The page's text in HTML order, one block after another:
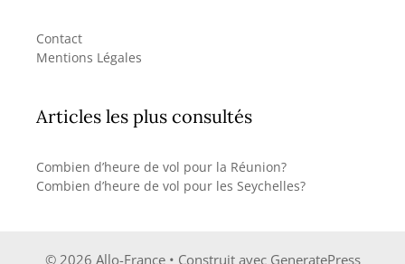
Contact
Mentions Légales
Articles les plus consultés
Combien d’heure de vol pour la Réunion?
Combien d’heure de vol pour les Seychelles?
© 2026 Allo-France• Construit avec GeneratePress